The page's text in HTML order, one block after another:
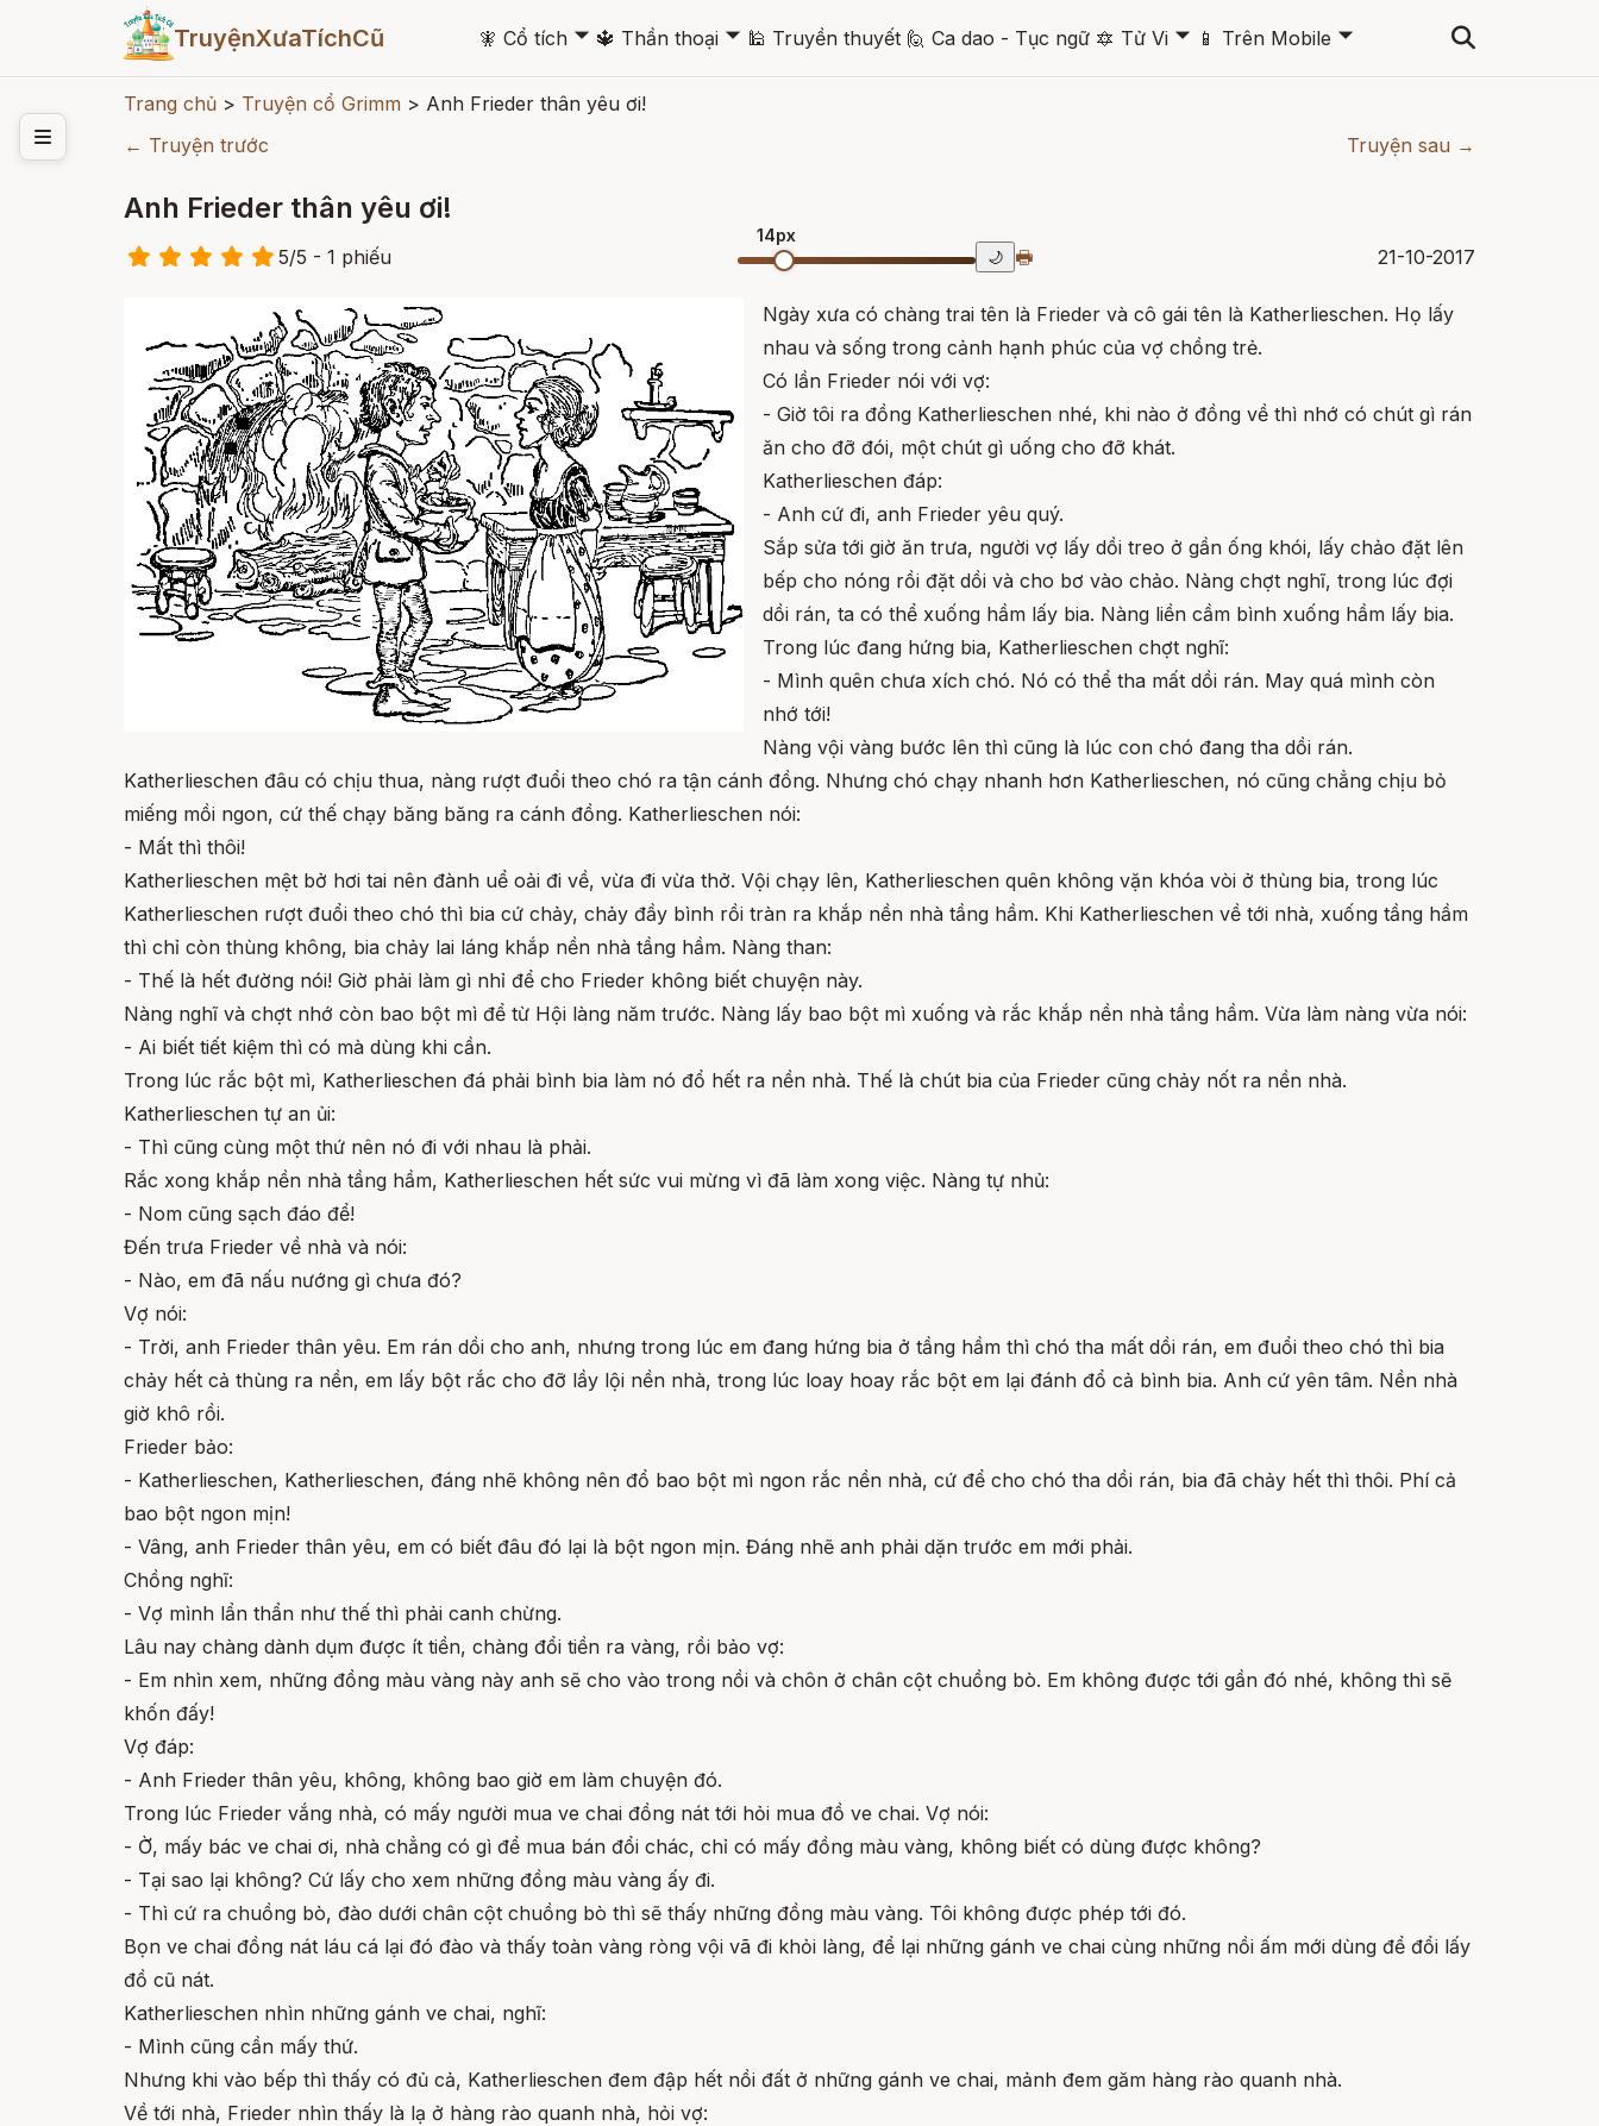
TruyệnXưaTíchCũ 🧚 Cổ tích 🞃 🔱 Thần thoại 🞃 🕌 Truyền thuyết 🙋 Ca dao - Tục ngữ 🔯 Tử Vi 🞃 📱 Trên Mobile 🞃
Trang chủ > Truyện cổ Grimm > Anh Frieder thân yêu ơi!
← Truyện trước
Truyện sau →
Anh Frieder thân yêu ơi!
5/5 - 1 phiếu
14px
🌙 🖶 21-10-2017
Ngày xưa có chàng trai tên là Frieder và cô gái tên là Katherlieschen. Họ lấy
nhau và sống trong cảnh hạnh phúc của vợ chồng trẻ.
Có lần Frieder nói với vợ:
- Giờ tôi ra đồng Katherlieschen nhé, khi nào ở đồng về thì nhớ có chút gì rán
ăn cho đỡ đói, một chút gì uống cho đỡ khát.
Katherlieschen đáp:
- Anh cứ đi, anh Frieder yêu quý.
Sắp sửa tới giờ ăn trưa, người vợ lấy dồi treo ở gần ống khói, lấy chảo đặt lên
bếp cho nóng rồi đặt dồi và cho bơ vào chảo. Nàng chợt nghĩ, trong lúc đợi
dồi rán, ta có thể xuống hầm lấy bia. Nàng liền cầm bình xuống hầm lấy bia.
Trong lúc đang hứng bia, Katherlieschen chợt nghĩ:
- Mình quên chưa xích chó. Nó có thể tha mất dồi rán. May quá mình còn
nhớ tới!
Nàng vội vàng bước lên thì cũng là lúc con chó đang tha dồi rán.
Katherlieschen đâu có chịu thua, nàng rượt đuổi theo chó ra tận cánh đồng. Nhưng chó chạy nhanh hơn Katherlieschen, nó cũng chẳng chịu bỏ
miếng mồi ngon, cứ thế chạy băng băng ra cánh đồng. Katherlieschen nói:
- Mất thì thôi!
Katherlieschen mệt bở hơi tai nên đành uể oải đi về, vừa đi vừa thở. Vội chạy lên, Katherlieschen quên không vặn khóa vòi ở thùng bia, trong lúc
Katherlieschen rượt đuổi theo chó thì bia cứ chảy, chảy đầy bình rồi tràn ra khắp nền nhà tầng hầm. Khi Katherlieschen về tới nhà, xuống tầng hầm
thì chỉ còn thùng không, bia chảy lai láng khắp nền nhà tầng hầm. Nàng than:
- Thế là hết đường nói! Giờ phải làm gì nhỉ để cho Frieder không biết chuyện này.
Nàng nghĩ và chợt nhớ còn bao bột mì để từ Hội làng năm trước. Nàng lấy bao bột mì xuống và rắc khắp nền nhà tầng hầm. Vừa làm nàng vừa nói:
- Ai biết tiết kiệm thì có mà dùng khi cần.
Trong lúc rắc bột mì, Katherlieschen đá phải bình bia làm nó đổ hết ra nền nhà. Thế là chút bia của Frieder cũng chảy nốt ra nền nhà.
Katherlieschen tự an ủi:
- Thì cũng cùng một thứ nên nó đi với nhau là phải.
Rắc xong khắp nền nhà tầng hầm, Katherlieschen hết sức vui mừng vì đã làm xong việc. Nàng tự nhủ:
- Nom cũng sạch đáo để!
Đến trưa Frieder về nhà và nói:
- Nào, em đã nấu nướng gì chưa đó?
Vợ nói:
- Trời, anh Frieder thân yêu. Em rán dồi cho anh, nhưng trong lúc em đang hứng bia ở tầng hầm thì chó tha mất dồi rán, em đuổi theo chó thì bia
chảy hết cả thùng ra nền, em lấy bột rắc cho đỡ lầy lội nền nhà, trong lúc loay hoay rắc bột em lại đánh đổ cả bình bia. Anh cứ yên tâm. Nền nhà
giờ khô rồi.
Frieder bảo:
- Katherlieschen, Katherlieschen, đáng nhẽ không nên đổ bao bột mì ngon rắc nền nhà, cứ để cho chó tha dồi rán, bia đã chảy hết thì thôi. Phí cả
bao bột ngon mịn!
- Vâng, anh Frieder thân yêu, em có biết đâu đó lại là bột ngon mịn. Đáng nhẽ anh phải dặn trước em mới phải.
Chồng nghĩ:
- Vợ mình lẩn thẩn như thế thì phải canh chừng.
Lâu nay chàng dành dụm được ít tiền, chàng đổi tiền ra vàng, rồi bảo vợ:
- Em nhìn xem, những đồng màu vàng này anh sẽ cho vào trong nồi và chôn ở chân cột chuồng bò. Em không được tới gần đó nhé, không thì sẽ
khốn đấy!
Vợ đáp:
- Anh Frieder thân yêu, không, không bao giờ em làm chuyện đó.
Trong lúc Frieder vắng nhà, có mấy người mua ve chai đồng nát tới hỏi mua đồ ve chai. Vợ nói:
- Ờ, mấy bác ve chai ơi, nhà chẳng có gì để mua bán đổi chác, chỉ có mấy đồng màu vàng, không biết có dùng được không?
- Tại sao lại không? Cứ lấy cho xem những đồng màu vàng ấy đi.
- Thì cứ ra chuồng bò, đào dưới chân cột chuồng bò thì sẽ thấy những đồng màu vàng. Tôi không được phép tới đó.
Bọn ve chai đồng nát láu cá lại đó đào và thấy toàn vàng ròng vội vã đi khỏi làng, để lại những gánh ve chai cùng những nồi ấm mới dùng để đổi lấy
đồ cũ nát.
Katherlieschen nhìn những gánh ve chai, nghĩ:
- Mình cũng cần mấy thứ.
Nhưng khi vào bếp thì thấy có đủ cả, Katherlieschen đem đập hết nồi đất ở những gánh ve chai, mảnh đem găm hàng rào quanh nhà.
Về tới nhà, Frieder nhìn thấy là lạ ở hàng rào quanh nhà, hỏi vợ: